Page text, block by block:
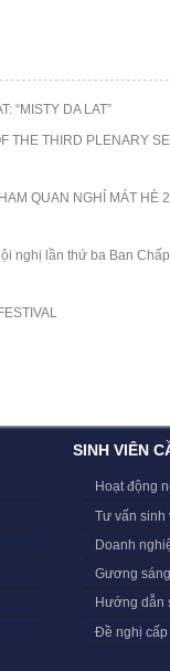
“MISTY DA LAT”
THE THIRD PLENARY
QUAN NGHỈ MÁT HÈ
nghị lần thứ ba Ban
SINH VIÊN
Hoạt động
Tư vấn sinh
Doanh
Gương
Hướng dẫn
Đề nghị cấp